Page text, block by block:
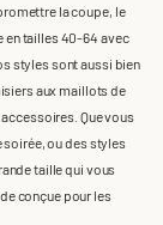
la coupe, le
en tailles 40-64 avec
styles sont aussi bien
aux maillots de
Que vous
soirée, ou des styles
taille qui vous
conçue pour les